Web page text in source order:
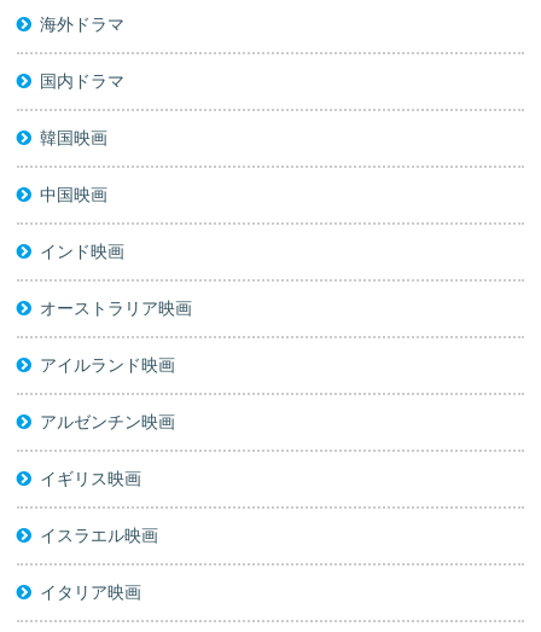
海外ドラマ
国内ドラマ
韓国映画
中国映画
インド映画
オーストラリア映画
アイルランド映画
アルゼンチン映画
イギリス映画
イスラエル映画
イタリア映画